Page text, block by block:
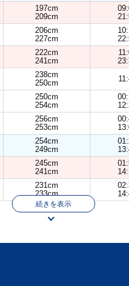
197cm
209cm
206cm
227cm
222cm
241cm
238cm
250cm
250cm
254cm
256cm
253cm
254cm
249cm
245cm
241cm
231cm
233cm
続きを表示